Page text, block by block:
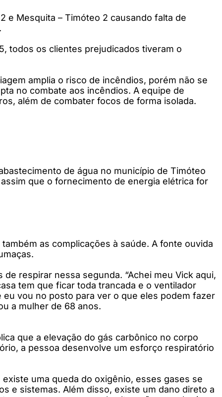
e Mesquita – Timóteo 2 causando falta de
todos os clientes prejudicados tiveram o
amplia o risco de incêndios, porém não se
no combate aos incêndios. A equipe de
além de combater focos de forma isolada.
de água no município de Timóteo
que o fornecimento de energia elétrica for
as complicações à saúde. A fonte ouvida
respirar nessa segunda. “Achei meu Vick aqui,
tem que ficar toda trancada e o ventilador
vou no posto para ver o que eles podem fazer
a mulher de 68 anos.
que a elevação do gás carbônico no corpo
a pessoa desenvolve um esforço respiratório
uma queda do oxigênio, esses gases se
e sistemas. Além disso, existe um dano direto a